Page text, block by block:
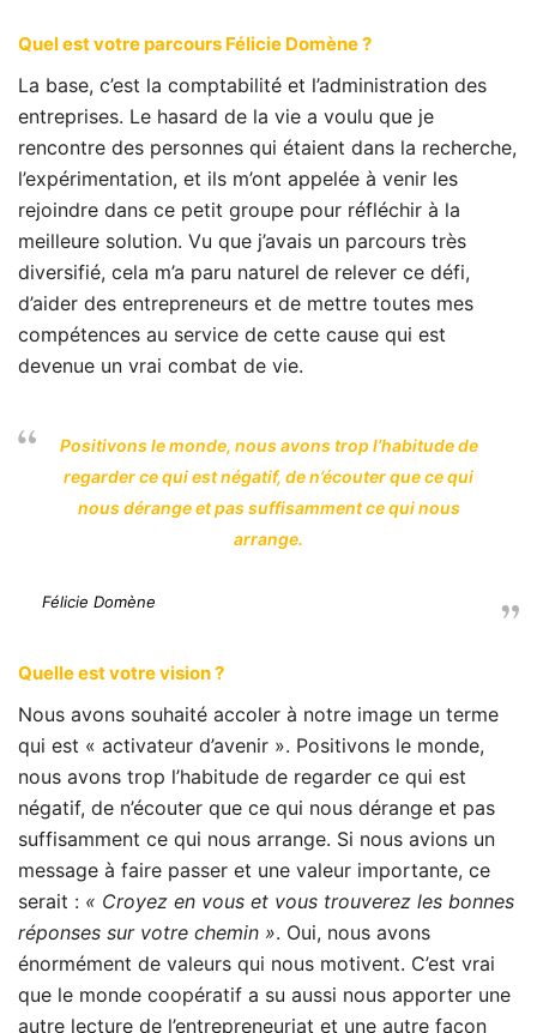
Quel est votre parcours Félicie Domène ?
La base, c’est la comptabilité et l’administration des
entreprises. Le hasard de la vie a voulu que je
rencontre des personnes qui étaient dans la recherche,
l’expérimentation, et ils m’ont appelée à venir les
rejoindre dans ce petit groupe pour réfléchir à la
meilleure solution. Vu que j’avais un parcours très
diversifié, cela m’a paru naturel de relever ce défi,
d’aider des entrepreneurs et de mettre toutes mes
compétences au service de cette cause qui est
devenue un vrai combat de vie.
Positivons le monde, nous avons trop l’habitude de
regarder ce qui est négatif, de n’écouter que ce qui
nous dérange et pas suffisamment ce qui nous
arrange.
Félicie Domène
Quelle est votre vision ?
Nous avons souhaité accoler à notre image un terme
qui est « activateur d’avenir ». Positivons le monde,
nous avons trop l’habitude de regarder ce qui est
négatif, de n’écouter que ce qui nous dérange et pas
suffisamment ce qui nous arrange. Si nous avions un
message à faire passer et une valeur importante, ce
serait : « Croyez en vous et vous trouverez les bonnes
réponses sur votre chemin ». Oui, nous avons
énormément de valeurs qui nous motivent. C’est vrai
que le monde coopératif a su aussi nous apporter une
autre lecture de l’entrepreneuriat et une autre façon